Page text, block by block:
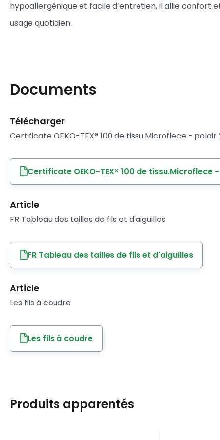
hypoallergénique et facile d’entretien, il allie confort
usage quotidien.
Documents
Télécharger
Certificate OEKO-TEX® 100 de tissu.Microflece - polair
Certificate OEKO-TEX® 100 de tissu.Microflece
Article
FR Tableau des tailles de fils et d'aiguilles
FR Tableau des tailles de fils et d'aiguilles
Article
Les fils à coudre
Les fils à coudre
Produits apparentés